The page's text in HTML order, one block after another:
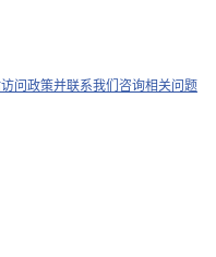
问政策并联系我们咨询相关问题